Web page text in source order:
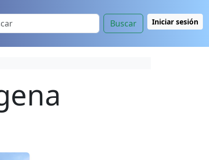
Buscar Iniciar sesión